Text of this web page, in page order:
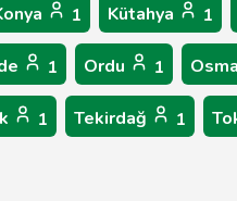
1 Kütahya 1
1 Ordu 1
1 Tekirdağ 1